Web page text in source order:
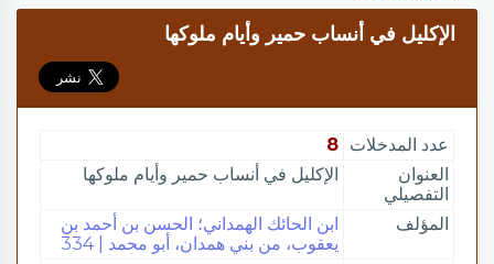
الإكليل في أنساب حمير وأيام ملوكها
عدد المدخلات 8
العنوان
التفصيلي
الإكليل في أنساب حمير وأيام ملوكها
المؤلف
ابن الحائك الهمداني؛ الحسن بن أحمد بن
يعقوب، من بني همدان، أبو محمد | 334